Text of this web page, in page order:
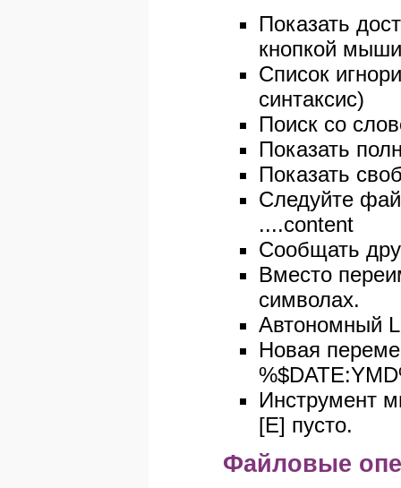
Показать
кнопкой
Список
синтаксис)
Поиск со
Показать
Показать
Следуйте
....content
Сообщать
Вместо
символах.
Автономный
Новая
Инструмент
[E] пусто.
Файловые